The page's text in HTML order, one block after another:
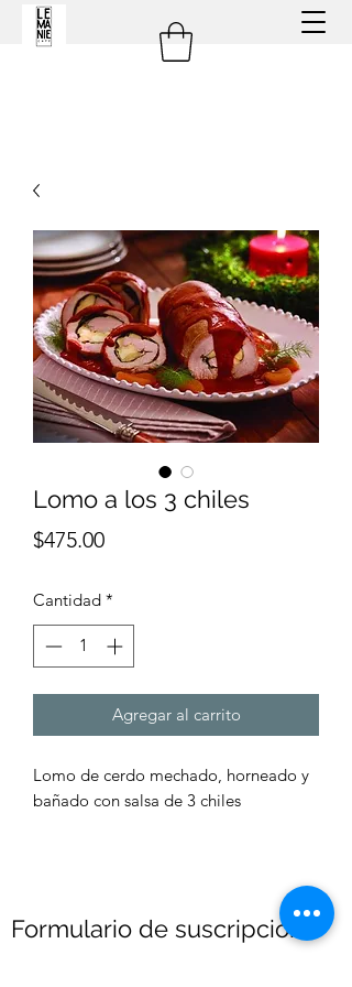
Lomo a los 3 chiles
$475.00Precio
Cantidad *
Agregar al carrito
Lomo de cerdo mechado, horneado y
bañado con salsa de 3 chiles
Formulario de suscripción